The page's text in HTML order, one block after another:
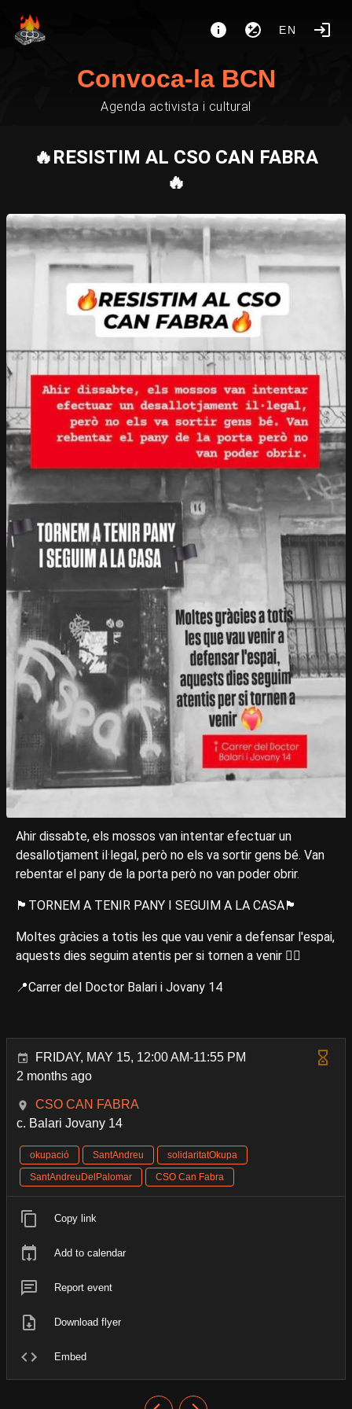
EN
Convoca-la BCN
Agenda activista i cultural
🔥RESISTIM AL CSO CAN FABRA
🔥
Ahir dissabte, els mossos van intentar efectuar un
desallotjament il·legal, però no els va sortir gens bé. Van
rebentar el pany de la porta però no van poder obrir.
🏴TORNEM A TENIR PANY I SEGUIM A LA CASA🏴
Moltes gràcies a totis les que vau venir a defensar l'espai,
aquests dies seguim atentis per si tornen a venir ❤️‍🔥
📍Carrer del Doctor Balari i Jovany 14
FRIDAY, MAY 15, 12:00 AM-11:55 PM
2 months ago
CSO CAN FABRA
c. Balari Jovany 14
okupació SantAndreu
solidaritatOkupa
SantAndreuDelPalomar
CSO Can Fabra
Copy link
Add to calendar
Report event
Download flyer
Embed